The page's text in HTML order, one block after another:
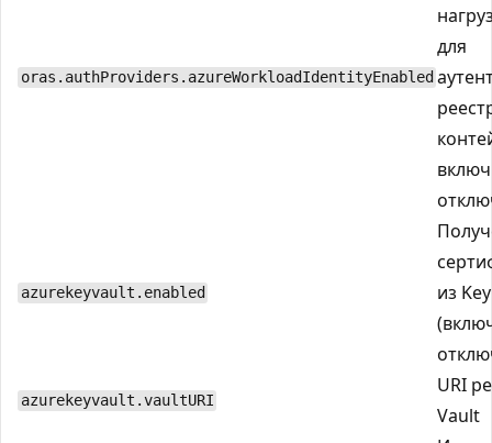
oras.authProviders.azureWorkloadIdentityEnabled
для
azurekeyvault.enabled
из
azurekeyvault.vaultURI
URI
Vault